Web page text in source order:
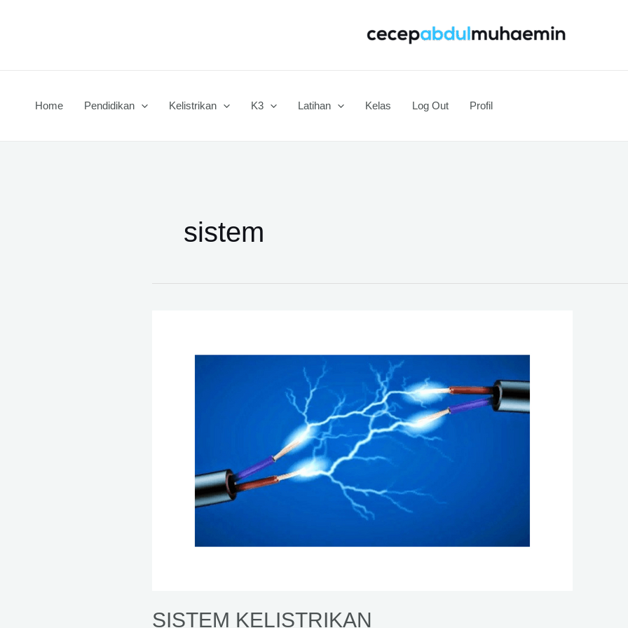
Home Pendidikan Kelistrikan K3 Latihan Kelas Log Out Profil
sistem
SISTEM KELISTRIKAN